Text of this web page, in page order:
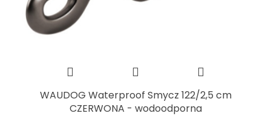
WAUDOG Waterproof Smycz 122/2,5 cm
CZERWONA - wodoodporna